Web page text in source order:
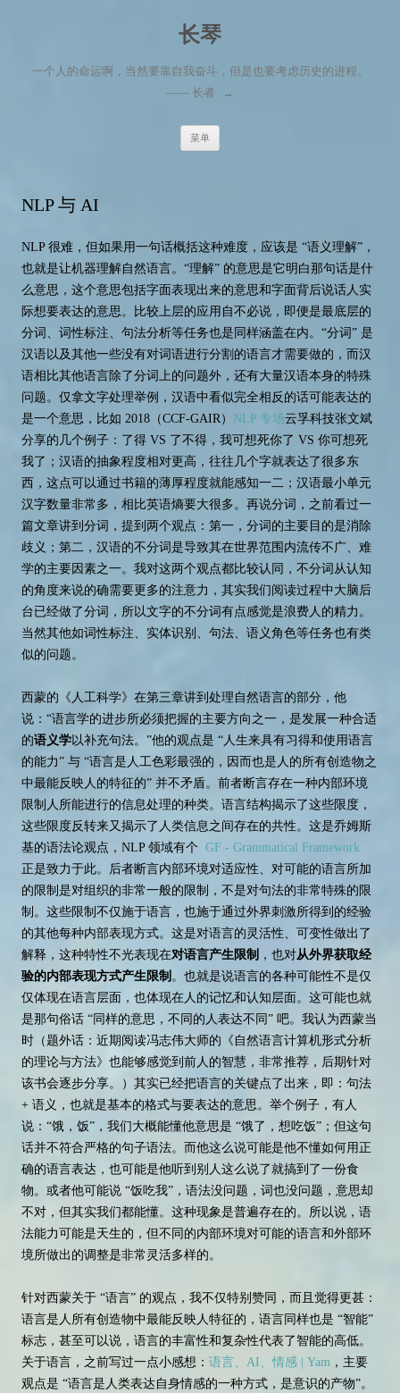
长琴
一个人的命运啊，当然要靠自我奋斗，但是也要考虑历史的进程。
—— 长者
→
菜单
NLP 与 AI
NLP 很难，但如果用一句话概括这种难度，应该是 “语义理解”，
也就是让机器理解自然语言。“理解” 的意思是它明白那句话是什
么意思，这个意思包括字面表现出来的意思和字面背后说话人实
际想要表达的意思。比较上层的应用自不必说，即便是最底层的
分词、词性标注、句法分析等任务也是同样涵盖在内。“分词” 是
汉语以及其他一些没有对词语进行分割的语言才需要做的，而汉
语相比其他语言除了分词上的问题外，还有大量汉语本身的特殊
问题。仅拿文字处理举例，汉语中看似完全相反的话可能表达的
是一个意思，比如 2018（CCF-GAIR）
NLP 专场云孚科技张文斌
分享的几个例子：了得 VS 了不得，我可想死你了 VS 你可想死
我了；汉语的抽象程度相对更高，往往几个字就表达了很多东
西，这点可以通过书籍的薄厚程度就能感知一二；汉语最小单元
汉字数量非常多，相比英语熵要大很多。再说分词，之前看过一
篇文章讲到分词，提到两个观点：第一，分词的主要目的是消除
歧义；第二，汉语的不分词是导致其在世界范围内流传不广、难
学的主要因素之一。我对这两个观点都比较认同，不分词从认知
的角度来说的确需要更多的注意力，其实我们阅读过程中大脑后
台已经做了分词，所以文字的不分词有点感觉是浪费人的精力。
当然其他如词性标注、实体识别、句法、语义角色等任务也有类
似的问题。
西蒙的《人工科学》在第三章讲到处理自然语言的部分，他
说：“语言学的进步所必须把握的主要方向之一，是发展一种合适
的语义学以补充句法。”他的观点是 “人生来具有习得和使用语言
的能力” 与 “语言是人工色彩最强的，因而也是人的所有创造物之
中最能反映人的特征的” 并不矛盾。前者断言存在一种内部环境
限制人所能进行的信息处理的种类。语言结构揭示了这些限度，
这些限度反转来又揭示了人类信息之间存在的共性。这是乔姆斯
基的语法论观点，NLP 领域有个 GF - Grammatical Framework
正是致力于此。后者断言内部环境对适应性、对可能的语言所加
的限制是对组织的非常一般的限制，不是对句法的非常特殊的限
制。这些限制不仅施于语言，也施于通过外界刺激所得到的经验
的其他每种内部表现方式。这是对语言的灵活性、可变性做出了
解释，这种特性不光表现在对语言产生限制 ，也对从外界获取经
验的内部表现方式产生限制 。也就是说语言的各种可能性不是仅
仅体现在语言层面，也体现在人的记忆和认知层面。这可能也就
是那句俗话 “同样的意思，不同的人表达不同” 吧。我认为西蒙当
时（题外话：近期阅读冯志伟大师的《自然语言计算机形式分析
的理论与方法》也能够感觉到前人的智慧，非常推荐，后期针对
该书会逐步分享。）其实已经把语言的关键点了出来，即：句法
+ 语义，也就是基本的格式与要表达的意思。举个例子，有人
说：“饿，饭”，我们大概能懂他意思是 “饿了，想吃饭”；但这句
话并不符合严格的句子语法。而他这么说可能是他不懂如何用正
确的语言表达，也可能是他听到别人这么说了就搞到了一份食
物。或者他可能说 “饭吃我”，语法没问题，词也没问题，意思却
不对，但其实我们都能懂。这种现象是普遍存在的。所以说，语
法能力可能是天生的，但不同的内部环境对可能的语言和外部环
境所做出的调整是非常灵活多样的。
针对西蒙关于 “语言” 的观点，我不仅特别赞同，而且觉得更甚：
语言是人所有创造物中最能反映人特征的，语言同样也是 “智能”
标志，甚至可以说，语言的丰富性和复杂性代表了智能的高低。
关于语言，之前写过一点小感想： 语言、AI、情感 | Yam ，主要
观点是 “语言是人类表达自身情感的一种方式，是意识的产物”。